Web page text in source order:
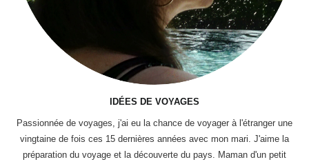
IDÉES DE VOYAGES
Passionnée de voyages, j'ai eu la chance de voyager à l'étranger une
vingtaine de fois ces 15 dernières années avec mon mari. J'aime la
préparation du voyage et la découverte du pays. Maman d'un petit